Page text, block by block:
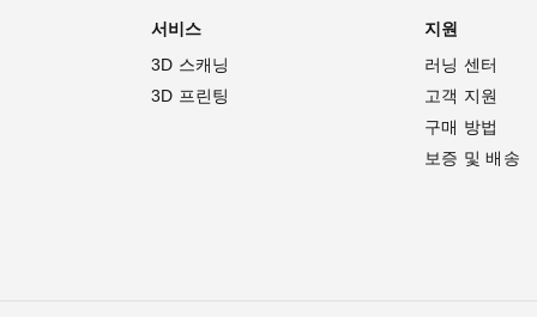
서비스
3D 스캐닝
3D 프린팅
지원
러닝 센터
고객 지원
구매 방법
보증 및 배송